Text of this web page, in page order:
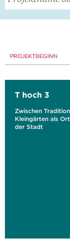
PROJEKTBEGINN
T hoch 3
Zwischen
Kleingärten als
der Stadt